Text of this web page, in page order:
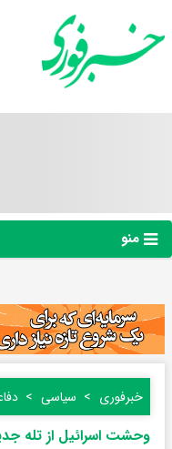
منو
خبرفوری سیاسی
وحشت اسرائیل از تله